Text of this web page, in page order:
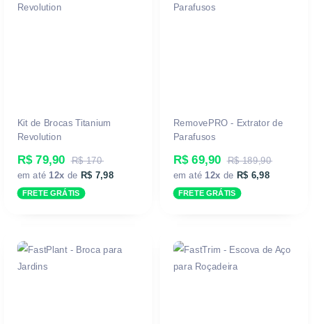
Kit de Brocas Titanium
Revolution
R$ 79,90 R$ 170
em até 12x de R$ 7,98
FRETE GRÁTIS
RemovePRO - Extrator de
Parafusos
R$ 69,90 R$ 189,90
em até 12x de R$ 6,98
FRETE GRÁTIS